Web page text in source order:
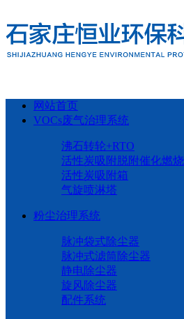
网站首页
VOCs废气治理系统
沸石转轮+RTO
活性炭吸附脱附催化燃烧
活性炭吸附箱
气旋喷淋塔
粉尘治理系统
脉冲袋式除尘器
脉冲式滤筒除尘器
静电除尘器
旋风除尘器
配件系统